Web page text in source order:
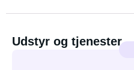
Udstyr og tjenester